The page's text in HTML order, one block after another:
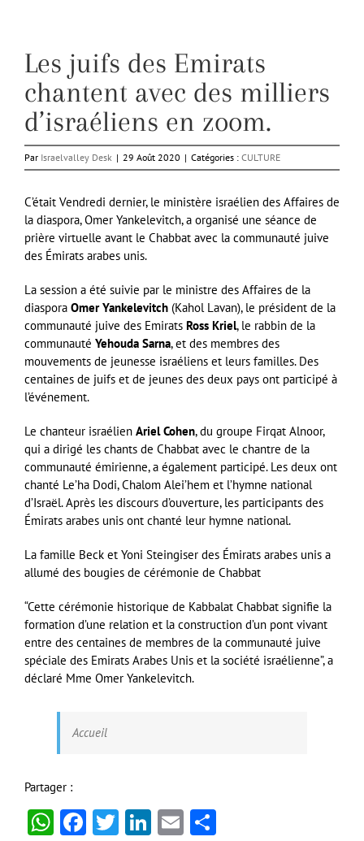
Les juifs des Emirats
chantent avec des milliers
d’israéliens en zoom.
Par Israelvalley Desk | 29 Août 2020 | Catégories : CULTURE
C’était Vendredi dernier, le ministère israélien des Affaires de
la diaspora, Omer Yankelevitch, a organisé une séance de
prière virtuelle avant le Chabbat avec la communauté juive
des Émirats arabes unis.
La session a été suivie par le ministre des Affaires de la
diaspora Omer Yankelevitch (Kahol Lavan), le président de la
communauté juive des Emirats Ross Kriel, le rabbin de la
communauté Yehouda Sarna, et des membres des
mouvements de jeunesse israéliens et leurs familles. Des
centaines de juifs et de jeunes des deux pays ont participé à
l’événement.
Le chanteur israélien Ariel Cohen, du groupe Firqat Alnoor,
qui a dirigé les chants de Chabbat avec le chantre de la
communauté émirienne, a également participé. Les deux ont
chanté Le’ha Dodi, Chalom Alei’hem et l’hymne national
d’Israël. Après les discours d’ouverture, les participants des
Émirats arabes unis ont chanté leur hymne national.
La famille Beck et Yoni Steingiser des Émirats arabes unis a
allumé des bougies de cérémonie de Chabbat
“Cette cérémonie historique de Kabbalat Chabbat signifie la
formation d’une relation et la construction d’un pont vivant
entre des centaines de membres de la communauté juive
spéciale des Emirats Arabes Unis et la société israélienne”, a
déclaré Mme Omer Yankelevitch.
Accueil
Partager :
WhatsApp
Facebook
Twitter
LinkedIn
Email